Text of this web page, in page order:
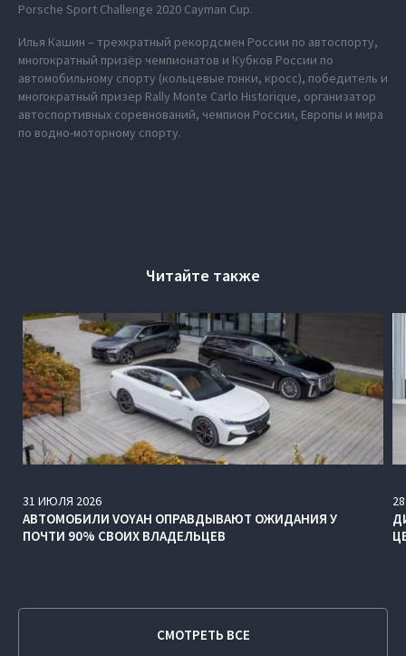
Porsche Sport Challenge 2020 Cayman Cup.
Илья Кашин – трехкратный рекордсмен России по автоспорту,
многократный призёр чемпионатов и Кубков России по
автомобильному спорту (кольцевые гонки, кросс), победитель и
многократный призер Rally Monte Carlo Historique, организатор
автоспортивных соревнований, чемпион России, Европы и мира
по водно-моторному спорту.
Читайте также
31 ИЮЛЯ 2026
АВТОМОБИЛИ VOYAH ОПРАВДЫВАЮТ ОЖИДАНИЯ У
ПОЧТИ 90% СВОИХ ВЛАДЕЛЬЦЕВ
28
СМОТРЕТЬ ВСЕ